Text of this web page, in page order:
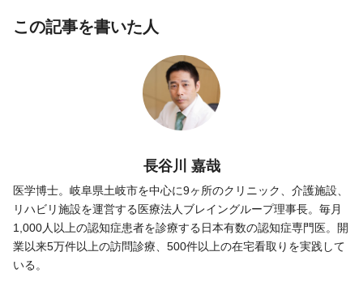
この記事を書いた人
長谷川 嘉哉
医学博士。岐阜県土岐市を中心に9ヶ所のクリニック、介護施設、
リハビリ施設を運営する医療法人ブレイングループ理事長。毎月
1,000人以上の認知症患者を診療する日本有数の認知症専門医。開
業以来5万件以上の訪問診療、500件以上の在宅看取りを実践して
いる。